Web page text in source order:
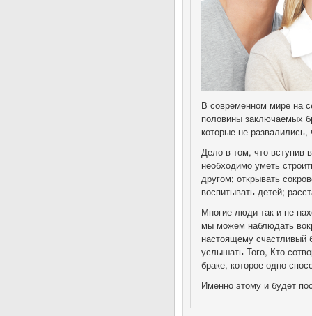
В современном мире на
половины заключаемых
которые не
Дело в том, что вступив
необходимо уметь
другом; открывать
воспитывать детей;
Многие люди так и не
мы можем наблюдать
настоящему счастливый
услышать Того, Кто
браке, которое одно
Именно этому и будет